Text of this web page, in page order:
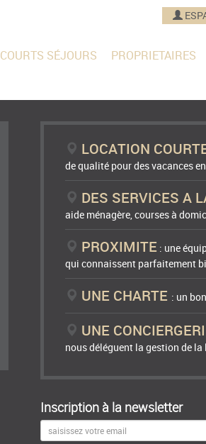
COURTS SÉJOURS PROPRIETAIRES
LOCATION
de qualité pour des vacances
DES SERVICES A
aide ménagère, courses à
PROXIMITE : une
qui connaissent parfaitement
UNE CHARTE : un
UNE
nous déléguent la gestion de
Inscription à la newsletter